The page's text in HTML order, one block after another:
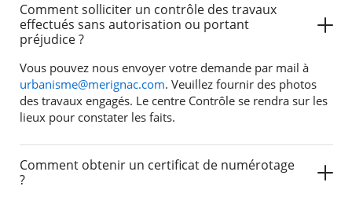
Comment solliciter un contrôle des travaux
effectués sans autorisation ou portant
préjudice ?
Vous pouvez nous envoyer votre demande par mail à
urbanisme@merignac.com. Veuillez fournir des photos
des travaux engagés. Le centre Contrôle se rendra sur les
lieux pour constater les faits.
Comment obtenir un certificat de numérotage
?